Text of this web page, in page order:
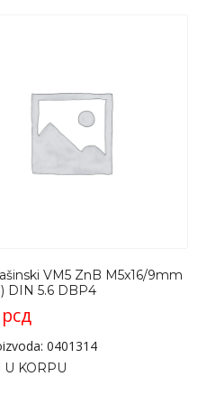
VM5 ZnB M5x16/9mm
DIN 5.6 DBP4
рсд
0401314
U KORPU